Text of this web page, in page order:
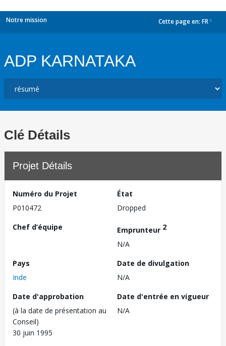
Notre mission Cette page en: FR
ADP KARNATAKA
Clé Détails
Projet Détails
Numéro du Projet
P010472
État
Dropped
Chef d’équipe
Emprunteur 2
N/A
Pays
Inde
Date de divulgation
N/A
Date d'approbation
(à la date de présentation au
Conseil)
30 juin 1995
Date d'entrée en vigueur
N/A